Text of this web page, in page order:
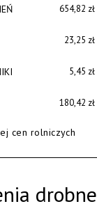
654,82 zł
23,25 zł
5,45 zł
180,42 zł
cen rolniczych
drobne